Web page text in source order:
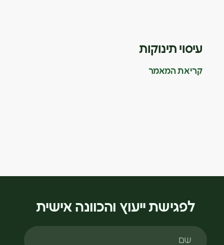
עיסוי תינוקות
קריאת המאמר
לפגישת ייעוץ והכוונה אישית
שם